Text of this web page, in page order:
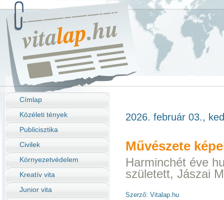
Címlap
Közéleti tények
Publicisztika
Civilek
Környezetvédelem
Kreatív vita
Junior vita
2026. február 03.,
Művészete
Harminchét éve
született, Jászai
Szerző: Vitalap.hu